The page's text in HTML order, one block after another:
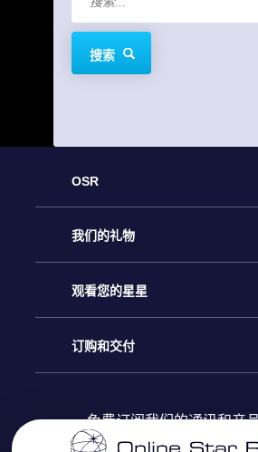
搜索
OSR
客户服务
联系我们
博客
我们的礼物
Online Star礼物
OSR 礼物包
观看您的星星
Online Star Register
个性化的Star Page
订购和交付
免费订阅我们的通讯和产